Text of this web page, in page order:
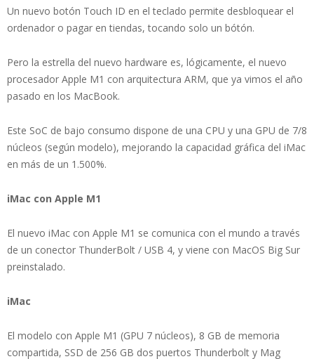
Un nuevo botón Touch ID en el teclado permite desbloquear el
ordenador o pagar en tiendas, tocando solo un bótón.
Pero la estrella del nuevo hardware es, lógicamente, el nuevo
procesador Apple M1 con arquitectura ARM, que ya vimos el año
pasado en los MacBook.
Este SoC de bajo consumo dispone de una CPU y una GPU de 7/8
núcleos (según modelo), mejorando la capacidad gráfica del iMac
en más de un 1.500%.
iMac con Apple M1
El nuevo iMac con Apple M1 se comunica con el mundo a través
de un conector ThunderBolt / USB 4, y viene con MacOS Big Sur
preinstalado.
iMac
El modelo con Apple M1 (GPU 7 núcleos), 8 GB de memoria
compartida, SSD de 256 GB dos puertos Thunderbolt y Mag